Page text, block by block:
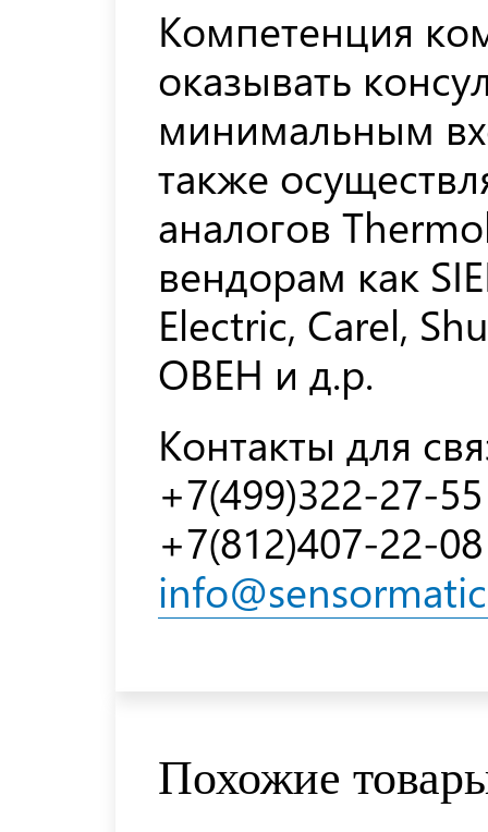
Компетенция
оказывать
минимальным
также
аналогов
вендорам как
Electric, Carel,
ОВЕН и д.р.
Контакты для
+7(499)322-27-55
+7(812)407-22-08
Похожие